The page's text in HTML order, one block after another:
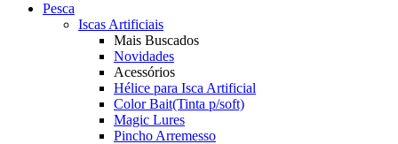
Pesca
Iscas Artificiais
Mais Buscados
Novidades
Acessórios
Hélice para Isca Artificial
Color Bait(Tinta p/soft)
Magic Lures
Pincho Arremesso